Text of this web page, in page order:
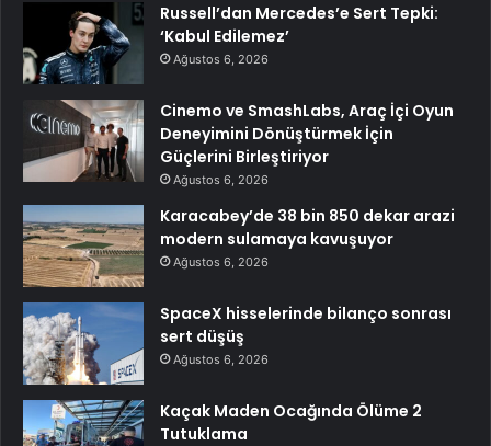
Russell’dan Mercedes’e Sert Tepki:
‘Kabul Edilemez’
Ağustos 6, 2026
Cinemo ve SmashLabs, Araç İçi Oyun
Deneyimini Dönüştürmek İçin
Güçlerini Birleştiriyor
Ağustos 6, 2026
Karacabey’de 38 bin 850 dekar arazi
modern sulamaya kavuşuyor
Ağustos 6, 2026
SpaceX hisselerinde bilanço sonrası
sert düşüş
Ağustos 6, 2026
Kaçak Maden Ocağında Ölüme 2
Tutuklama